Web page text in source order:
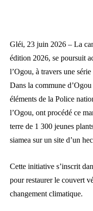
Gléi, 23 juin 2026 – La
édition 2026, se poursuit
l’Ogou, à travers une
Dans la commune
éléments de la Police
l’Ogou, ont procédé ce
terre de 1 300 jeunes
siamea sur un site d’un
Cette initiative s’inscrit
pour restaurer le couvert
changement climatique.